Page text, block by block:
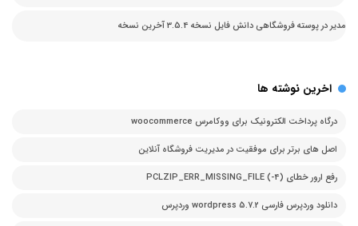
مدیردرپوسته فروشگاهی دانش فایل نسخه 3.5.4 آخرین نسخه
اخرین نوشته ها
درگاه پرداخت الکترونیک برای ووکامرس woocommerce
اصل های برتر برای موفقیت در مدیریت فروشگاه آنلاین
رفع ارور خطای PCLZIP_ERR_MISSING_FILE (-4)
دانلود وردپرس فارسی 5.7.2 wordpress وردپرس